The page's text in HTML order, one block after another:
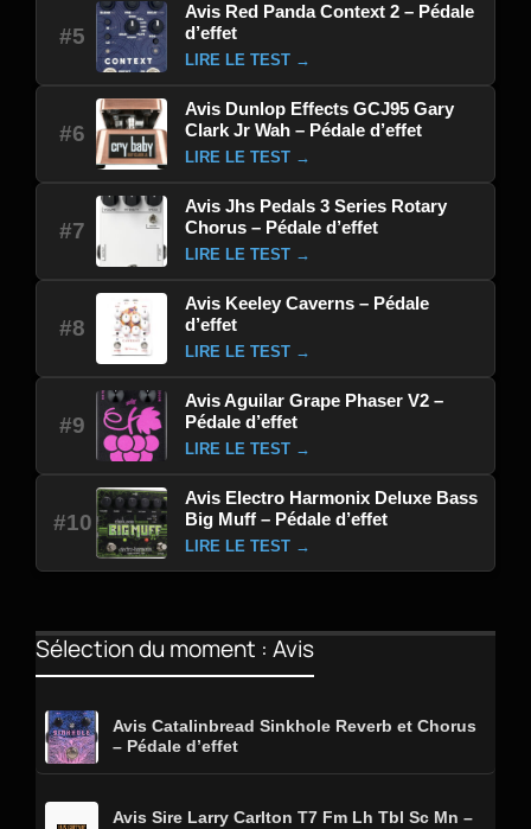
#5
Avis Red Panda Context 2 – Pédale
d’effet
LIRE LE TEST →
#6
Avis Dunlop Effects GCJ95 Gary
Clark Jr Wah – Pédale d’effet
LIRE LE TEST →
#7
Avis Jhs Pedals 3 Series Rotary
Chorus – Pédale d’effet
LIRE LE TEST →
#8
Avis Keeley Caverns – Pédale
d’effet
LIRE LE TEST →
#9
Avis Aguilar Grape Phaser V2 –
Pédale d’effet
LIRE LE TEST →
#10
Avis Electro Harmonix Deluxe Bass
Big Muff – Pédale d’effet
LIRE LE TEST →
Sélection du moment : Avis
Avis Catalinbread Sinkhole Reverb et Chorus
– Pédale d’effet
Avis Sire Larry Carlton T7 Fm Lh Tbl Sc Mn –